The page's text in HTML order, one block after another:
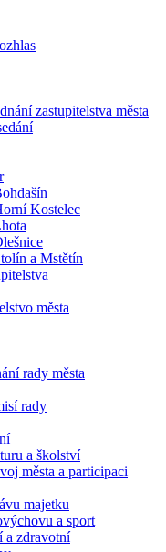
zastupitelstva města
Kostelec
a Mstětín
města
rady města
rady
a školství
města a participaci
majetku
a sport
a zdravotní